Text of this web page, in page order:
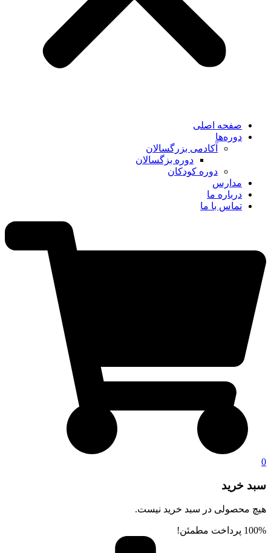
صفحه اصلی
دوره‌ها
آکادمی بزرگسالان
دوره بزگسالان
دوره کودکان
مدارس
درباره ما
تماس با ما
0
سبد خرید
هیچ محصولی در سبد خرید نیست.
100% پرداخت مطمئن!